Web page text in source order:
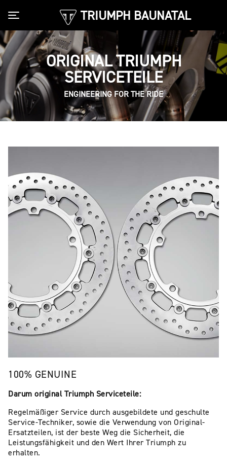
TRIUMPH BAUNATAL
Toggle navigation
ORIGINAL TRIUMPH
SERVICETEILE
ENGINEERING FOR THE RIDE
100% GENUINE
Darum original Triumph Serviceteile:
Regelmäßiger Service durch ausgebildete und geschulte
Service-Techniker, sowie die Verwendung von Original-
Ersatzteilen, ist der beste Weg die Sicherheit, die
Leistungsfähigkeit und den Wert Ihrer Triumph zu
erhalten.